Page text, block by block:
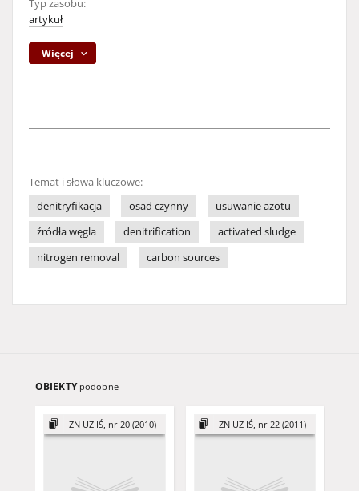
Typ zasobu:
artykuł
Więcej
Temat i słowa kluczowe:
denitryfikacja
osad czynny
usuwanie azotu
źródła węgla
denitrification
activated sludge
nitrogen removal
carbon sources
OBIEKTY podobne
ZN UZ IŚ, nr 20 (2010) ZN UZ IŚ, nr 22 (2011)